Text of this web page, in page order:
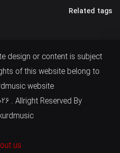
Related tags
design or content is subject
of this website belong to
website
. Allright Reserved By
us